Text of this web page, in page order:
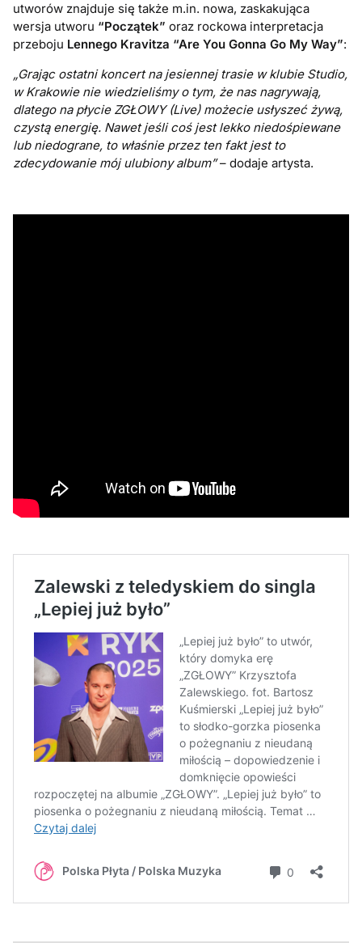
utworów znajduje się także m.in. nowa, zaskakująca
wersja utworu “Początek” oraz rockowa interpretacja
przeboju Lennego Kravitza “Are You Gonna Go My Way”:
„Grając ostatni koncert na jesiennej trasie w klubie Studio,
w Krakowie nie wiedzieliśmy o tym, że nas nagrywają,
dlatego na płycie ZGŁOWY (Live) możecie usłyszeć żywą,
czystą energię. Nawet jeśli coś jest lekko niedośpiewane
lub niedograne, to właśnie przez ten fakt jest to
zdecydowanie mój ulubiony album”– dodaje artysta.